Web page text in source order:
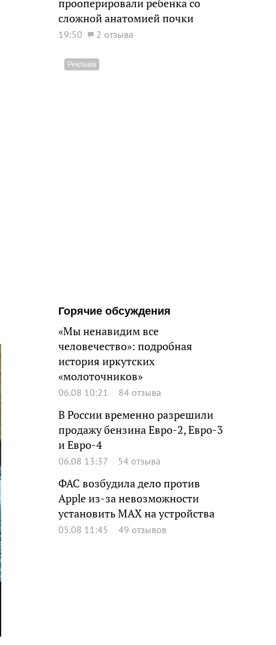
прооперировали ребенка со
сложной анатомией почки
19:50 2 отзыва
Горячие обсуждения
«Мы ненавидим все
человечество»: подробная
история иркутских
«молоточников»
06.08 10:21 84 отзыва
В России временно разрешили
продажу бензина Евро-2, Евро-3
и Евро-4
06.08 13:37 54 отзыва
ФАС возбудила дело против
Apple из-за невозможности
установить MAX на устройства
05.08 11:45 49 отзывов